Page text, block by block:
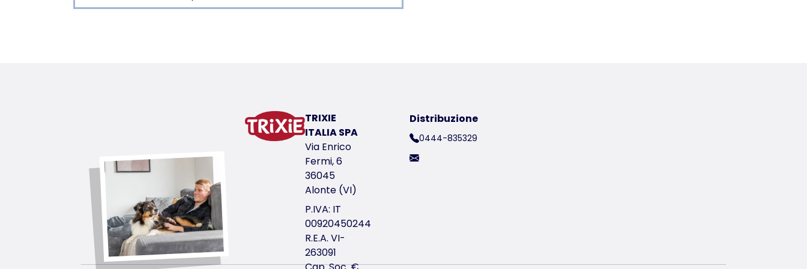
da applicare direttamente sull'animale
par application efficacia per 3–4 settimane
variante di prodotto
variante di prodotto: numero unico del prodotto 25375
cani da/oltre 30 kg
Contenuto
3 × 5 ml
TRIXIE
ITALIA SPA
Via Enrico
Fermi, 6
36045
Alonte (VI)
P.IVA: IT
00920450244
R.E.A. VI-
263091
Distribuzione
0444-835329